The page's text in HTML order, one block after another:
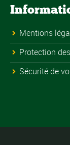
Mentions
Protection
Sécurité de